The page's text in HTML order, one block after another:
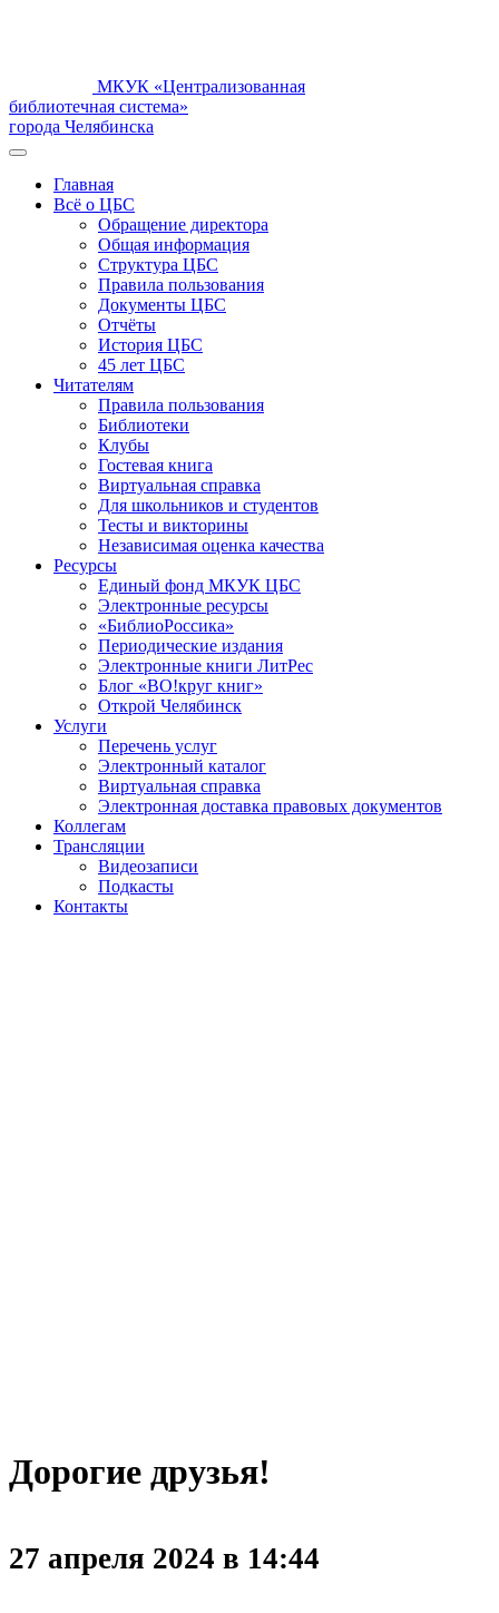
МКУК «Централизованная
библиотечная система»
города Челябинска
Главная
Всё о ЦБС
Обращение директора
Общая информация
Структура ЦБС
Правила пользования
Документы ЦБС
Отчёты
История ЦБС
45 лет ЦБС
Читателям
Правила пользования
Библиотеки
Клубы
Гостевая книга
Виртуальная справка
Для школьников и студентов
Тесты и викторины
Независимая оценка качества
Ресурсы
Единый фонд МКУК ЦБС
Электронные ресурсы
«БиблиоРоссика»
Периодические издания
Электронные книги ЛитРес
Блог «ВО!круг книг»
Открой Челябинск
Услуги
Перечень услуг
Электронный каталог
Виртуальная справка
Электронная доставка правовых документов
Коллегам
Трансляции
Видеозаписи
Подкасты
Контакты
Дорогие друзья!
27 апреля 2024 в 14:44